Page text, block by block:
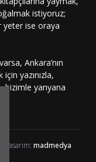
istiyoruz;
yeter ise oraya
Ankara’nın
yazınızla,
bizimle yanyana
madmedya